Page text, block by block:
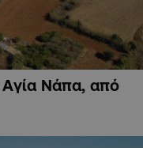
Αγία Νάπα, από